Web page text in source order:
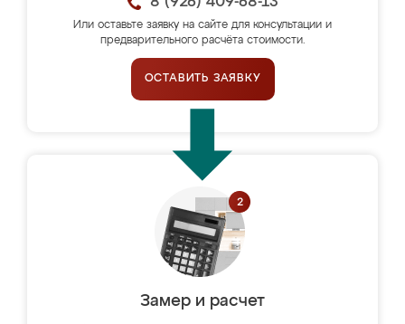
Или оставьте заявку на сайте для консультации и
предварительного расчёта стоимости.
ОСТАВИТЬ ЗАЯВКУ
Замер и расчет